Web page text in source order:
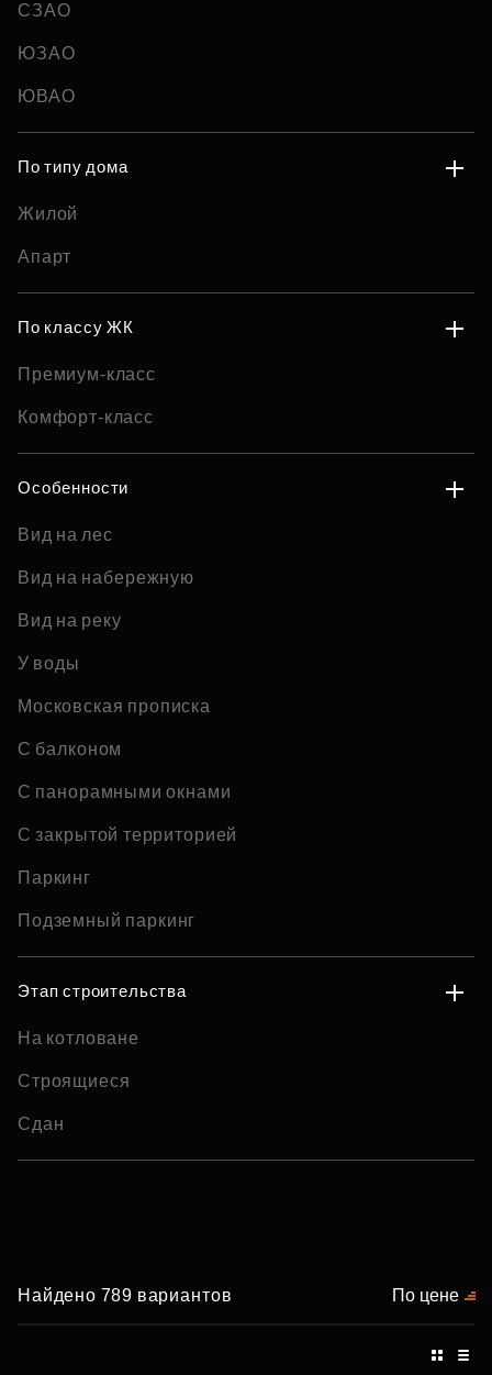
СЗАО
ЮЗАО
ЮВАО
По типу дома
Жилой
Апарт
По классу ЖК
Премиум-класс
Комфорт-класс
Особенности
Вид на лес
Вид на набережную
Вид на реку
У воды
Московская прописка
С балконом
С панорамными окнами
С закрытой территорией
Паркинг
Подземный паркинг
Этап строительства
На котловане
Строящиеся
Сдан
Найдено 789 вариантов По цене